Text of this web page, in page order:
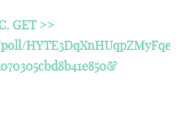
GET >>